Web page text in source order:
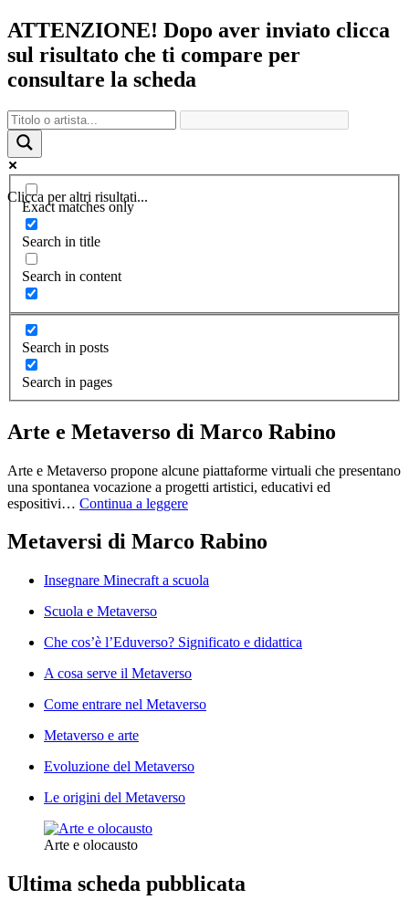
ATTENZIONE! Dopo aver inviato clicca
sul risultato che ti compare per
consultare la scheda
Clicca per altri risultati...
Exact matches only
Search in title
Search in content
Search in posts
Search in pages
Arte e Metaverso di Marco Rabino
Arte e Metaverso propone alcune piattaforme virtuali che presentano
una spontanea vocazione a progetti artistici, educativi ed
espositivi… Continua a leggere
Metaversi di Marco Rabino
Insegnare Minecraft a scuola
Scuola e Metaverso
Che cos’è l’Eduverso? Significato e didattica
A cosa serve il Metaverso
Come entrare nel Metaverso
Metaverso e arte
Evoluzione del Metaverso
Le origini del Metaverso
Arte e olocausto
Ultima scheda pubblicata